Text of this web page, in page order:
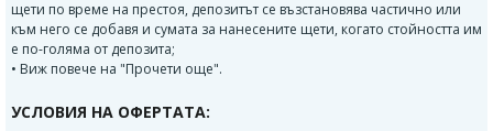
щети по време на престоя, депозитът се възстановява частично или
към него се добавя и сумата за нанесените щети, когато стойността им
е по-голяма от депозита;
• Виж повече на "Прочети още".
УСЛОВИЯ НА ОФЕРТАТА: